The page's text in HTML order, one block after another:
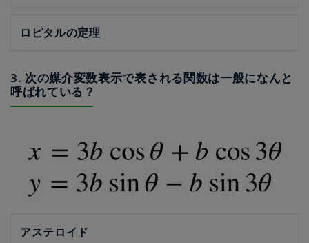
ロピタルの定理
3. 次の媒介変数表示で表される関数は一般になんと
呼ばれている？
アステロイド